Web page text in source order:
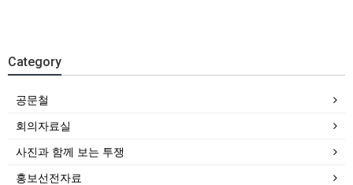
Category
공문철
회의자료실
사진과 함께 보는 투쟁
홍보선전자료